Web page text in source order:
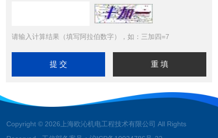
请输入计算结果（填写阿拉伯数字），如：三加四=7
Copyright © 2026上海欧沁机电工程技术有限公司 All Rights